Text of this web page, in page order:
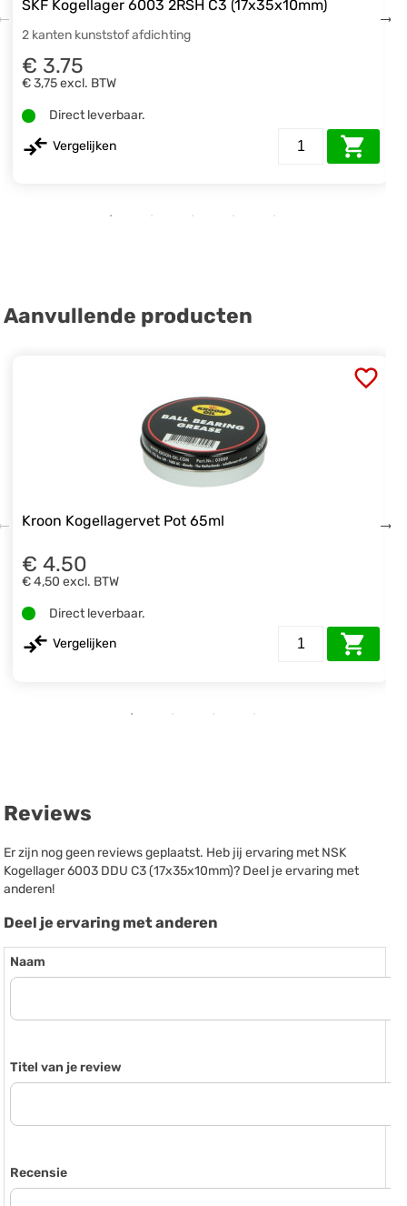
SKF Kogellager 6003 2RSH C3 (17x35x10mm)
2 kanten kunststof afdichting
€ 3.75
€ 3,75excl. BTW
Direct leverbaar.
Vergelijken
Aanvullende producten
Kroon Kogellagervet Pot 65ml
€ 4.50
€ 4,50 excl. BTW
Direct leverbaar.
Vergelijken
Reviews
Er zijn nog geen reviews geplaatst. Heb jij ervaring met NSK
Kogellager 6003 DDU C3 (17x35x10mm)? Deel je ervaring met
anderen!
Deel je ervaring met anderen
Naam
Titel van je review
Recensie